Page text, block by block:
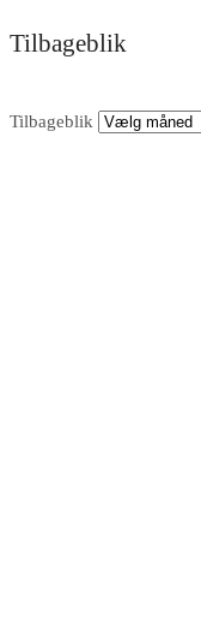
Tilbageblik
Tilbageblik